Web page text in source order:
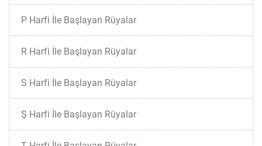
P Harfi İle Başlayan Rüyalar
R Harfi İle Başlayan Rüyalar
S Harfi İle Başlayan Rüyalar
Ş Harfi İle Başlayan Rüyalar